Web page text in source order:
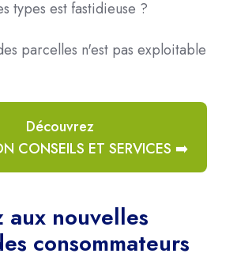
types est fastidieuse ?
parcelles n'est pas exploitable
Découvrez
CONSEILS ET SERVICES ➡️
aux nouvelles
consommateurs